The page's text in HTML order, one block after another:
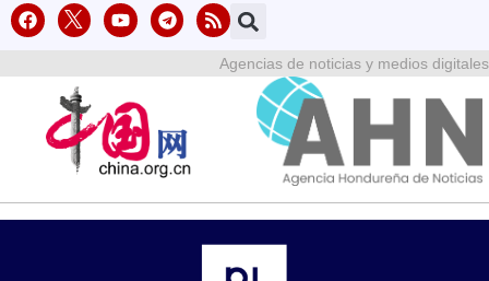
Agencias de noticias y medios digitales